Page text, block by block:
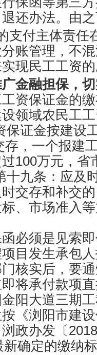
还办法。由
支付主体责
账管理，不
现民工工资
广金融担保，
工资保证金的
域农民工工
保证金按建设
存，一个报建
100万元，省
十九条：应及
交存和补交
、市场准入
函必须是见索
发生承包人
核实后，要
将承付款项
阳大道三期
《浏阳市建
政办发〔
确定的缴纳